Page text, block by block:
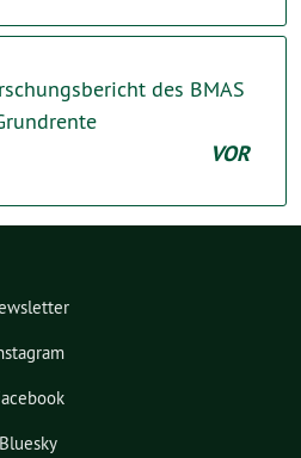
des BMAS
VOR
Bluesky